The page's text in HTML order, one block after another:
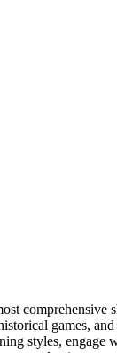
comprehensive
games,
styles, engage